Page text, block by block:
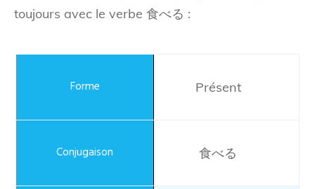
toujours avec le verbe 食べる :
Présent
食べる